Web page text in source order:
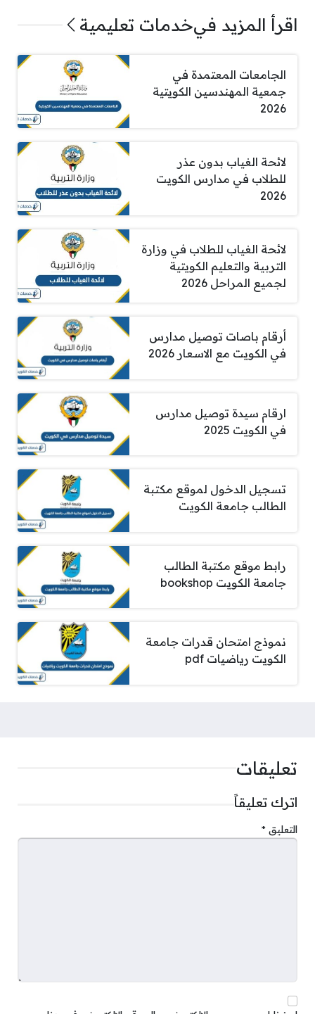
اقرأ المزيد فيخدمات تعليمية
الجامعات المعتمدة في
جمعية المهندسين الكويتية
2026
لائحة الغياب بدون عذر
للطلاب في مدارس الكويت
2026
لائحة الغياب للطلاب في وزارة
التربية والتعليم الكويتية
لجميع المراحل 2026
أرقام باصات توصيل مدارس
في الكويت مع الاسعار 2026
ارقام سيدة توصيل مدارس
في الكويت 2025
تسجيل الدخول لموقع مكتبة
الطالب جامعة الكويت
رابط موقع مكتبة الطالب
جامعة الكويت bookshop
نموذج امتحان قدرات جامعة
الكويت رياضيات pdf
تعليقات
اترك تعليقاً
التعليق *